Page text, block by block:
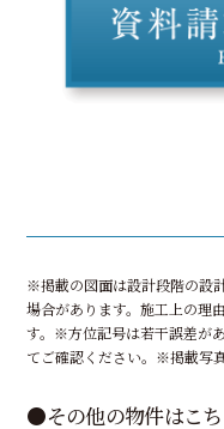
※掲載の図面は設計段階の設
場合があります。施工上の理
す。※方位記号は若干誤差が
てご確認ください。※掲載写
●その他の物件はこ